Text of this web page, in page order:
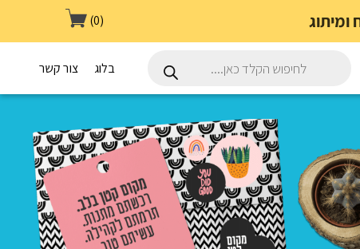
(0)
בלוג צור קשר